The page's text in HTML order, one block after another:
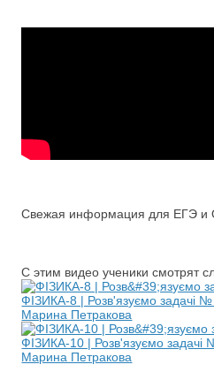
Свежая информация для ЕГЭ и
С этим видео ученики смотрят
ФІЗИКА-8 | Розв'язуємо задачі №
Марина Петракова
ФІЗИКА-10 | Розв'язуємо задачі
Марина Петракова